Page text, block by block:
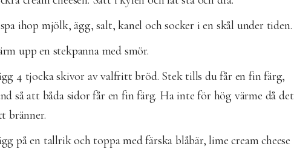
ihop mjölk, ägg, salt, kanel och socker i en skål under tiden.
upp en stekpanna med smör.
4 tjocka skivor av valfritt bröd. Stek tills du får en fin färg,
så att båda sidor får en fin färg. Ha inte för hög värme då det
bränner.
på en tallrik och toppa med färska blåbär, lime cream cheese